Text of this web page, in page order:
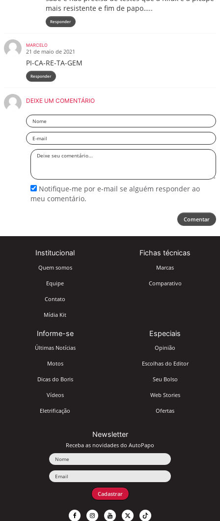
mais resistente e fim de papo…..
Responder
MARCELO
21 de maio de 2021
PI-CA-RE-TA-GEM
Responder
DEIXE UM COMENTÁRIO
Nome
Email
Deixe
Notifique-me por e-mail se alguém responder ao
meu comentário.
Comentar
Institucional
Quem somos
Equipe
Contato
Mídia Kit
Fichas técnicas
Marcas
Comparativo
Informe-se
Últimas Notícias
Motos
Dicas do Boris
Vídeos
Eletrificação
Especiais
Opinião
Escolhas do Editor
Seu Bolso
Web Stories
Ofertas
Newsletter
Receba as novidades do AutoPapo
Cadastrar